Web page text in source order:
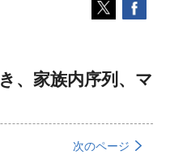
、家族内序列、マ
次のページ